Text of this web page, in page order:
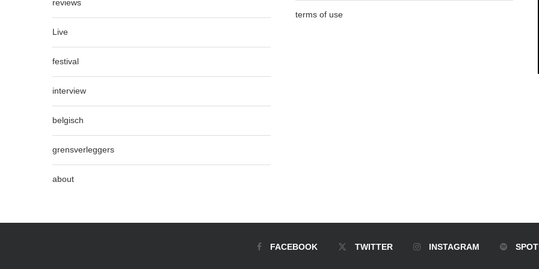
reviews
Live
festival
interview
belgisch
grensverleggers
about
terms of use
FACEBOOK TWITTER INSTAGRAM